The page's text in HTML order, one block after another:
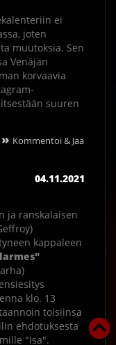
ei
joten
muutoksia. Sen
Venäjän
korvaavia
suuren
» Kommentoi & Jaa
04.11.2021
ja ranskalaisen
kappaleen
klo. 13
toisiinsa
ehdotuksesta
"Isa".